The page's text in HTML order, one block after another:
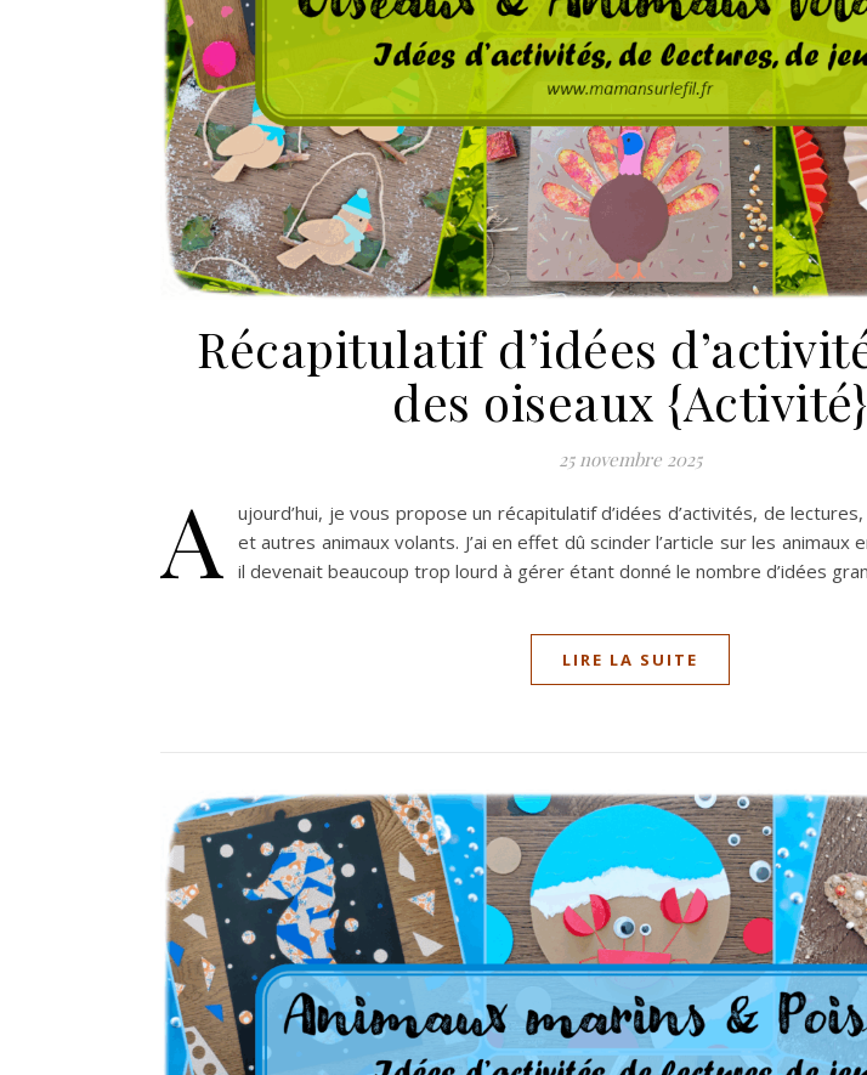
Récapitulatif d’idées
des oiseaux {Activité}
25 novembre 2025
A
ujourd’hui, je vous propose un récapitulatif d’idées d’activités, de
et autres animaux volants. J’ai en effet dû scinder l’article sur les animaux
il devenait beaucoup trop lourd à gérer étant donné le nombre d’idées
LIRE LA SUITE